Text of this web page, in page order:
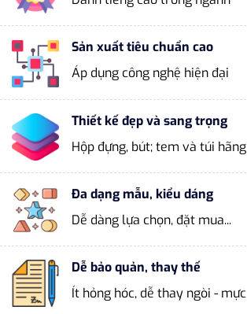
Sản xuất tiêu chuẩn cao
Áp dụng công nghệ hiện đại
Thiết kế đẹp và sang trọng
Hộp đựng, bút; tem và túi hãng
Đa dạng mẫu, kiểu dáng
Dễ dàng lựa chọn, đặt mua...
Dễ bảo quản, thay thế
Ít hỏng hóc, dễ thay ngòi - mực